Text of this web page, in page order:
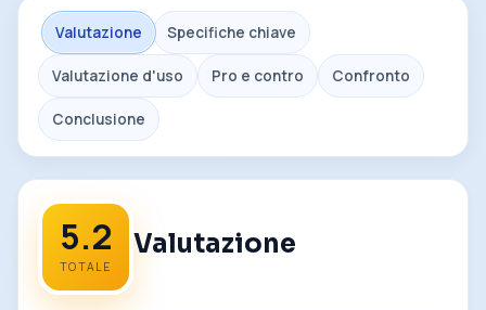
Valutazione Specifiche chiave
Valutazione d'uso Pro e contro Confronto
Conclusione
5.2
TOTALE
Valutazione